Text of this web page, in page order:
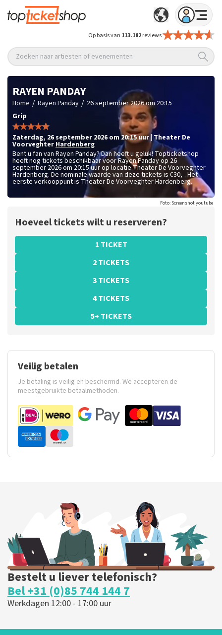
Op basis van 113.182reviews
Zoeken naar artiesten of evenementen
RAYEN PANDAY
Home / Rayen Panday / 26 september 2026 om 20:15
Grip
zaterdag, 26 september 2026 om 20:15uur |Theater De
VoorveghterHardenberg
Bent u fan van Rayen Panday? Dan heeft u geluk! Topticketshop
heeft nog tickets beschikbaar voor Rayen Panday op 26
september 2026 om 20:15 uur op locatie Theater De Voorveghter
Hardenberg. De nominale waarde van deze tickets is €30,-. Het
eerste verkooppunt is Theater De Voorveghter Hardenberg.
Foto: Screenshot youtube
Hoeveel tickets wilt u reserveren?
1 TICKET
2 TICKETS
3 TICKETS
4 TICKETS
5+ TICKETS
Veilig betalen
Je betaling is veilig en beschermd. We accepteren de
meestgebruikte betaalmethoden.
Bestelt u liever telefonisch?
Bel +31 (0)85 744 144 7
Werkdagen 12:00 - 17:00 uur